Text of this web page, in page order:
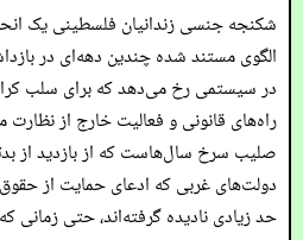
شکنجه جنسی زندانیان فلسطینی یک
الگوی مستند شده چندین دهه‌ای در
در سیستمی رخ می‌دهد که برای سلب
راه‌های قانونی و فعالیت خارج از
صلیب سرخ سال‌هاست که از بازدید از
دولت‌های غربی که ادعای حمایت از حقوق
حد زیادی نادیده گرفته‌اند، حتی زمانی